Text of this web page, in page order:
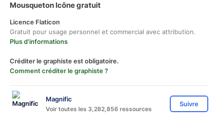
Mousqueton Icône gratuit
Licence Flaticon
Gratuit pour usage personnel et commercial avec attribution.
Plus d'informations
Créditer le graphiste est obligatoire.
Comment créditer le graphiste ?
Magnific
Voir toutes les 3,282,856 ressources
Suivre